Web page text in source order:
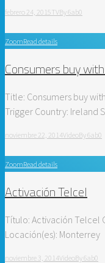
febrero 24, 2015TVBy6ab0
ZoomRead details
Consumers buy
Title: Consumers buy
Trigger Country: Ireland
noviembre 22, 2014VideoBy6ab0
ZoomRead details
Activación Telcel
Título: Activación Telcel
Locación(es): Monterrey
noviembre 3, 2014VideoBy6ab0